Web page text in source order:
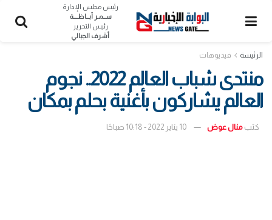
رئيس مجلس الإدارة
ســمـر أبــاظــــة
رئيس التحرير
أشرف الجبالي
الرئيسة فيديوهات
منتدى شباب العالم 2022.. نجوم
العالم يشاركون بأغنية بحلم بمكان
كتب منال عوض 10 يناير 2022 - 10:18 صباحًا